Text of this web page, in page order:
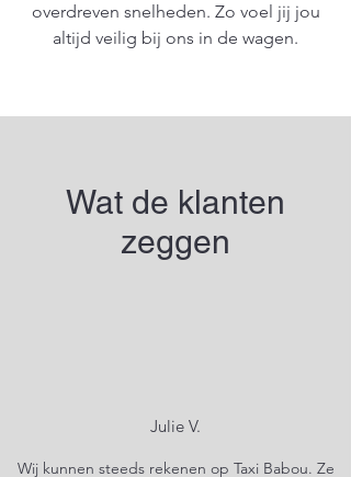
overdreven snelheden. Zo voel jij jou
altijd veilig bij ons in de wagen.
Wat de klanten
zeggen
Julie V.
Wij kunnen steeds rekenen op Taxi Babou. Ze